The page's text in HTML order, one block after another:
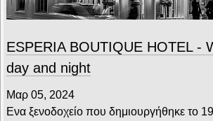
ESPERIA BOUTIQUE HOTEL -
day and night
Μαρ 05, 2024
Ενα ξενοδοχείο που δημιουργήθηκε το